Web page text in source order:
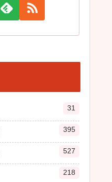
31
395
527
218